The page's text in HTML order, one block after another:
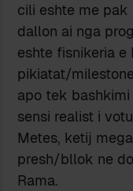
cili eshte me
dallon ai nga
eshte fisnikeria e
pikiatat/
apo tek
sensi realist i
Metes, ketij
presh/bllok ne
Rama.